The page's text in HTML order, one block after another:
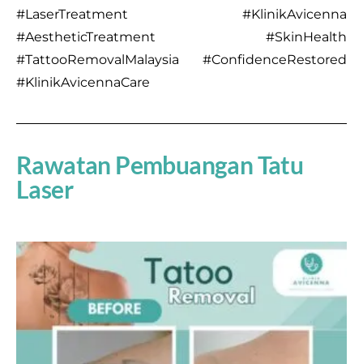
#LaserTreatment #KlinikAvicenna
#AestheticTreatment #SkinHealth
#TattooRemovalMalaysia #ConfidenceRestored
#KlinikAvicennaCare
Rawatan Pembuangan Tatu
Laser